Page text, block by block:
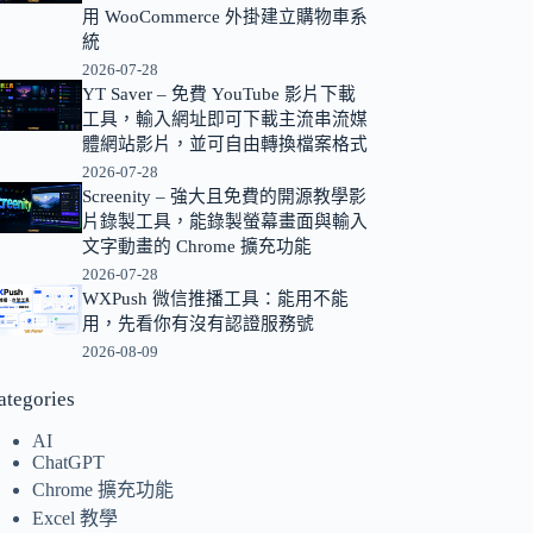
用 WooCommerce 外掛建立購物車系
統
2026-07-28
YT Saver – 免費 YouTube 影片下載
工具，輸入網址即可下載主流串流媒
體網站影片，並可自由轉換檔案格式
2026-07-28
Screenity – 強大且免費的開源教學影
片錄製工具，能錄製螢幕畫面與輸入
文字動畫的 Chrome 擴充功能
2026-07-28
WXPush 微信推播工具：能用不能
用，先看你有沒有認證服務號
2026-08-09
AI
ChatGPT
Chrome 擴充功能
Excel 教學